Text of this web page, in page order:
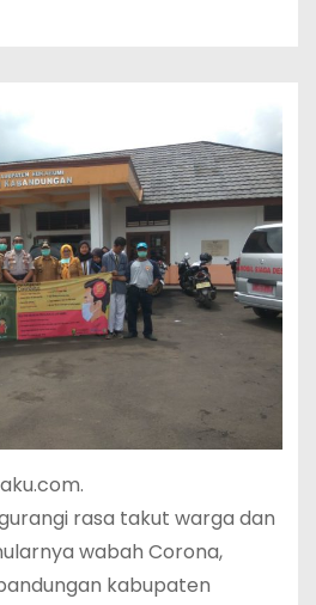
rasa takut warga dan
wabah Corona,
kabupaten